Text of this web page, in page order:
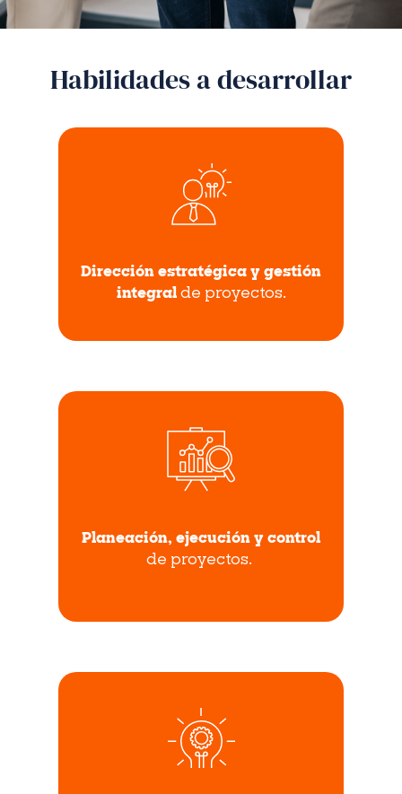
Habilidades a desarrollar
Dirección estratégica y gestión
integralde proyectos.
Planeación, ejecución y control
de proyectos.